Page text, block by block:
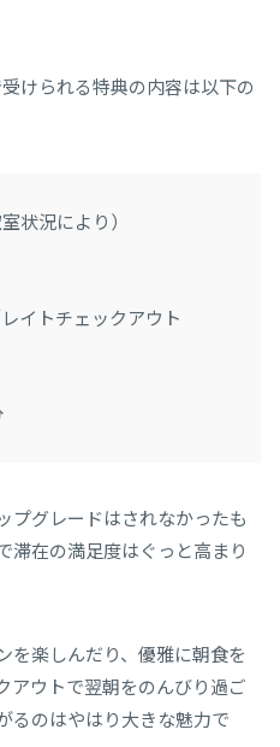
けられる特典の内容は以下の
状況により）
イトチェックアウト
プグレードはされなかったも
滞在の満足度はぐっと高まり
を楽しんだり、優雅に朝食を
アウトで翌朝をのんびり過ご
のはやはり大きな魅力で